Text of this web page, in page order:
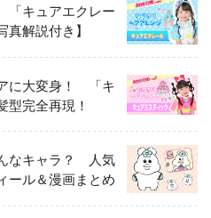
キュアエクレー
解説付き】
に大変身！ 「キ
型完全再現！
なキャラ？ 人気
ール＆漫画まとめ